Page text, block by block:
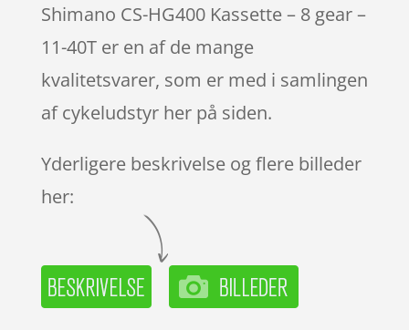
Shimano CS-HG400 Kassette – 8 gear –
11-40T er en af de mange
kvalitetsvarer, som er med i samlingen
af cykeludstyr her på siden.
Yderligere beskrivelse og flere billeder
her: